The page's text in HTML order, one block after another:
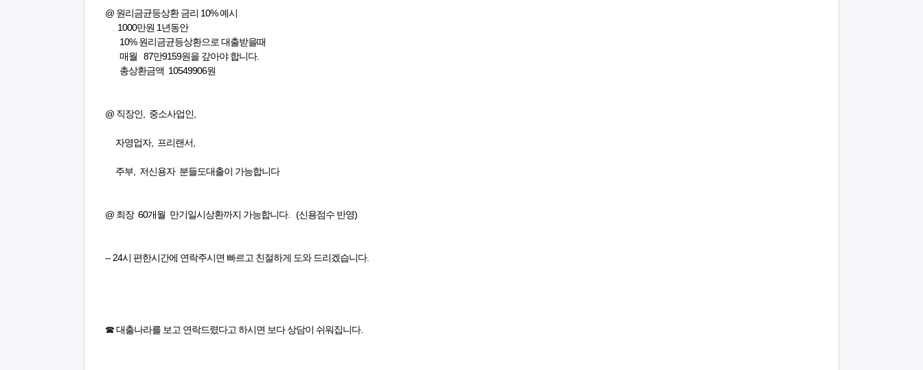
@ 원리금균등상환 금리 10% 예시
1000만원 1년동안
10% 원리금균등상환으로 대출받을때
매월 87만9159원을 갚아야 합니다.
총상환금액 10549906원
@ 직장인, 중소사업인,
자영업자, 프리랜서,
주부, 저신용자 분들도대출이 가능합니다
@ 최장 60개월 만기일시상환까지 가능합니다. (신용점수 반영)
-- 24시 편한시간에 연락주시면 빠르고 친절하게 도와 드리겠습니다.
☎ 대출나라를 보고 연락드렸다고 하시면 보다 상담이 쉬워집니다.